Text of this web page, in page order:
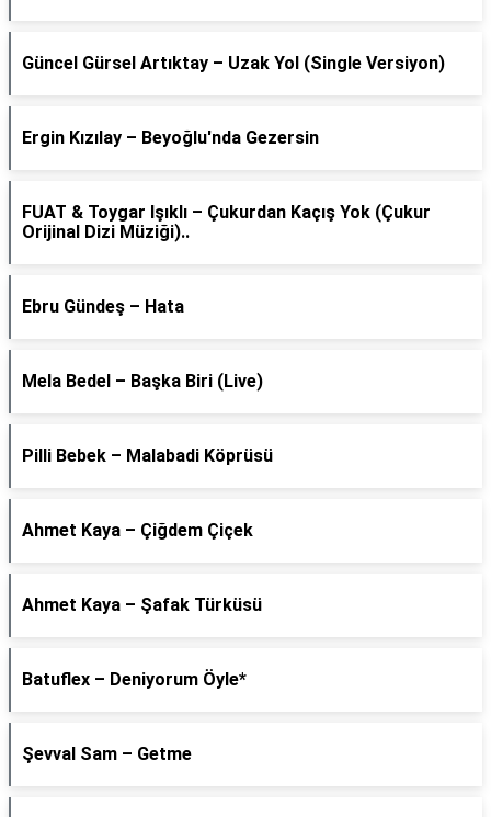
Güncel Gürsel Artıktay – Uzak Yol (Single Versiyon)
Ergin Kızılay – Beyoğlu'nda Gezersin
FUAT & Toygar Işıklı – Çukurdan Kaçış Yok (Çukur
Orijinal Dizi Müziği)..
Ebru Gündeş – Hata
Mela Bedel – Başka Biri (Live)
Pilli Bebek – Malabadi Köprüsü
Ahmet Kaya – Çiğdem Çiçek
Ahmet Kaya – Şafak Türküsü
Batuflex – Deniyorum Öyle*
Şevval Sam – Getme